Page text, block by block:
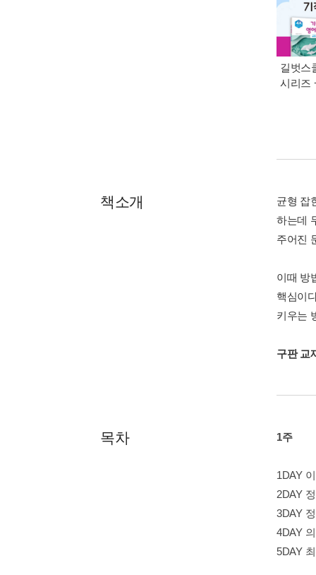
길벗스
시리즈
책소개
균형 잡
하는데
주어진
이때 방
핵심이
키우는
구판 교
목차 1주
1DAY
2DAY
3DAY
4DAY
5DAY